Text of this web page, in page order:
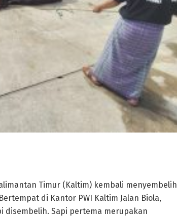
Timur (Kaltim) kembali menyembelih
di Kantor PWI Kaltim Jalan Biola,
disembelih. Sapi pertema merupakan